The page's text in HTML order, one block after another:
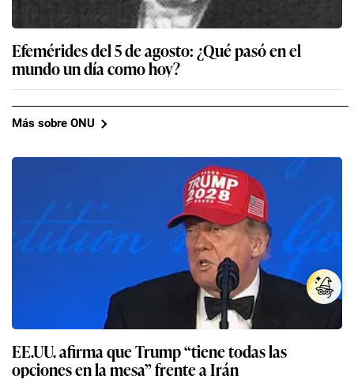
Efemérides del 5 de agosto: ¿Qué pasó en el
mundo un día como hoy?
Más sobre ONU
EE.UU. afirma que Trump “tiene todas las
opciones en la mesa” frente a Irán